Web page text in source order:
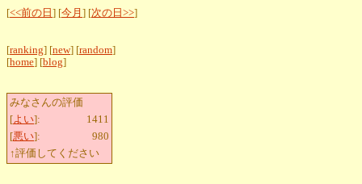
[<<前の日 ] [今月 ] [次の日>>]
[ranking] [new] [random]
[home] [blog]
みなさんの評価
[よい]:
1411
[悪い]:
980
↑評価してください